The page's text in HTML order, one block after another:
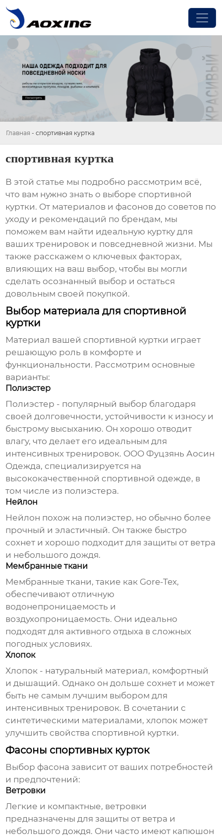
Главная - спортивная куртка
спортивная куртка
В этой статье мы подробно рассмотрим всё,
что вам нужно знать о выборе спортивной
куртки. От материалов и фасонов до советов по
уходу и рекомендаций по брендам, мы
поможем вам найти идеальную куртку для
ваших тренировок и повседневной жизни. Мы
также расскажем о ключевых факторах,
влияющих на ваш выбор, чтобы вы могли
сделать осознанный выбор и остаться
довольным своей покупкой.
Выбор материала для спортивной
куртки
Материал вашей спортивной куртки играет
решающую роль в комфорте и
функциональности. Рассмотрим основные
варианты:
Полиэстер
Полиэстер - популярный выбор благодаря
своей долговечности, устойчивости к износу и
быстрому высыханию. Он хорошо отводит
влагу, что делает его идеальным для
интенсивных тренировок. ООО Фуцзянь Аосин
Одежда, специализируется на
высококачественной спортивной одежде, в
том числе из полиэстера.
Нейлон
Нейлон похож на полиэстер, но обычно более
прочный и эластичный. Он также быстро
сохнет и хорошо подходит для защиты от ветра
и небольшого дождя.
Мембранные ткани
Мембранные ткани, такие как Gore-Tex,
обеспечивают отличную
водонепроницаемость и
воздухопроницаемость. Они идеально
подходят для активного отдыха в сложных
погодных условиях.
Хлопок
Хлопок - натуральный материал, комфортный
и дышащий. Однако он дольше сохнет и может
быть не самым лучшим выбором для
интенсивных тренировок. В сочетании с
синтетическими материалами, хлопок может
улучшить свойства спортивной куртки.
Фасоны спортивных курток
Выбор фасона зависит от ваших потребностей
и предпочтений:
Ветровки
Легкие и компактные, ветровки
предназначены для защиты от ветра и
небольшого дождя. Они часто имеют капюшон